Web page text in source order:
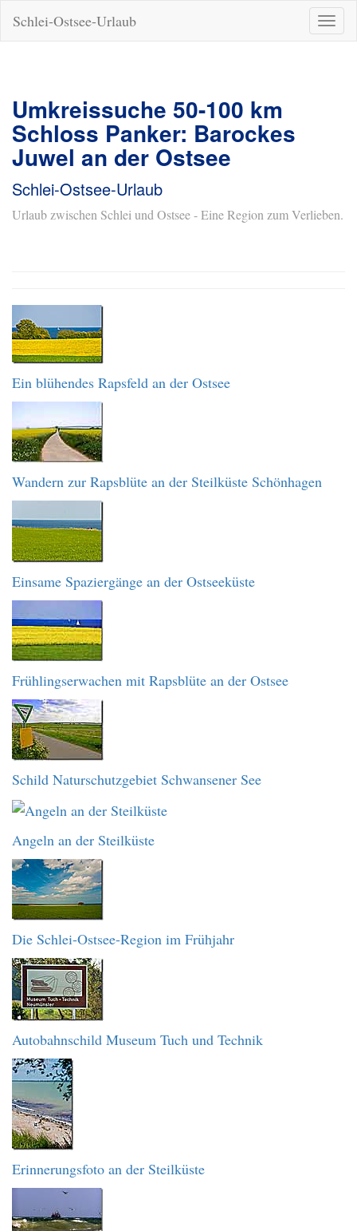
ein-/
Schlei-Ostsee-Urlaub
Umkreissuche 50-100 km
Schloss Panker: Barockes
Juwel an der Ostsee
Schlei-Ostsee-Urlaub
Urlaub zwischen Schlei und Ostsee - Eine Region zum Verlieben.
Ein blühendes Rapsfeld an der Ostsee
Wandern zur Rapsblüte an der Steilküste Schönhagen
Einsame Spaziergänge an der Ostseeküste
Frühlingserwachen mit Rapsblüte an der Ostsee
Schild Naturschutzgebiet Schwansener See
Angeln an der Steilküste
Die Schlei-Ostsee-Region im Frühjahr
Autobahnschild Museum Tuch und Technik
Erinnerungsfoto an der Steilküste